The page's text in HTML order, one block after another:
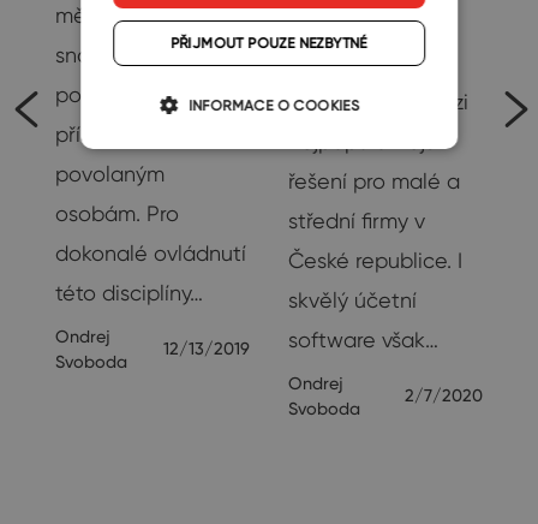
měly být aktuální,
snadno dostupné a
podle potřeby
přístupné pouze
povolaným
osobám. Pro
dokonalé ovládnutí
této disciplíny…
Ondrej
Svoboda
12/13/2019
Akademie
Účetní software
Pohoda patří mezi
řešení pro malé a
střední firmy v
České republice. I
skvělý účetní
software však…
Ondrej
Svoboda
2/7/2020
PŘIJMOUT POUZE NEZBYTNÉ
INFORMACE O COOKIES